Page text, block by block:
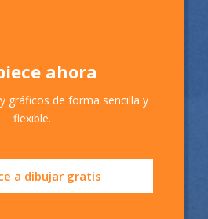
ahora
gráficos de forma sencilla y
flexible.
a dibujar gratis